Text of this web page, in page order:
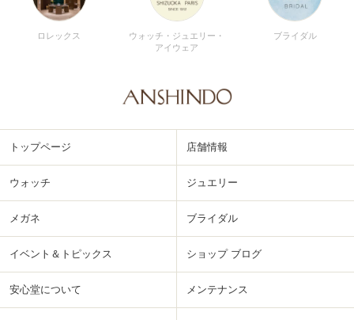
ロレックス
ウォッチ・ジュエリー・
アイウェア
ブライダル
トップページ 店舗情報
ウォッチ ジュエリー
メガネ ブライダル
イベント＆トピックス ショップ ブログ
安心堂について メンテナンス